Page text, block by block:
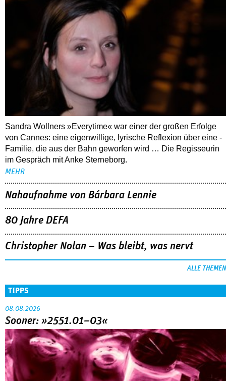
Sandra Wollners »Everytime« war einer der großen Erfolge
von Cannes: eine eigenwillige, lyrische Reflexion über eine ­
Familie, die aus der Bahn geworfen wird … Die Regisseurin
im Gespräch mit Anke Sterneborg.
MEHR
Nahaufnahme von Bárbara Lennie
80 Jahre DEFA
Christopher Nolan – Was bleibt, was nervt
ALLE THEMEN
TIPPS
08.08.2026
Sooner: »2551.01–03«